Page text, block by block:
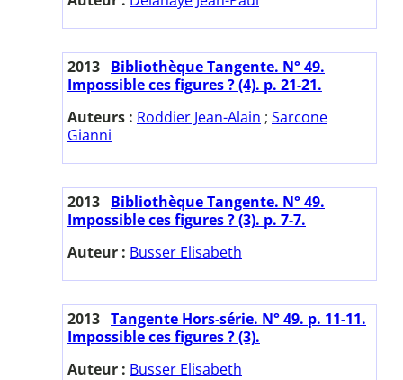
2013 Bibliothèque Tangente. N° 49.
Impossible ces figures ? (4). p. 21-21.
Auteurs : Roddier Jean-Alain ; Sarcone
Gianni
2013 Bibliothèque Tangente. N° 49.
Impossible ces figures ? (3). p. 7-7.
Auteur : Busser Elisabeth
2013 Tangente Hors-série. N° 49. p. 11-11.
Impossible ces figures ? (3).
Auteur : Busser Elisabeth